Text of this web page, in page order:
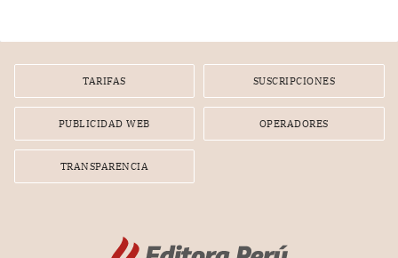
TARIFAS SUSCRIPCIONES
PUBLICIDAD WEB OPERADORES
TRANSPARENCIA